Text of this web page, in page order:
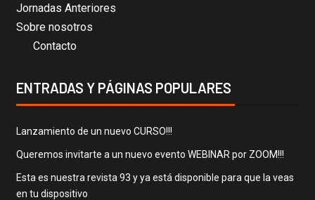
Jornadas Anteriores
Sobre nosotros
Contacto
ENTRADAS Y PÁGINAS POPULARES
Lanzamiento de un nuevo CURSO!!!
Queremos invitarte a un nuevo evento WEBINAR por ZOOM!!!
Esta es nuestra revista 93 y ya está disponible para que la veas
en tu dispositivo